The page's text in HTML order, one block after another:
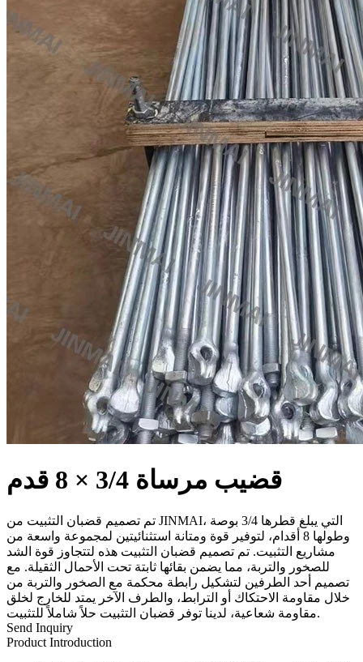
قضيب مرساة 3/4 × 8 قدم
تم تصميم قضبان التثبيت من JINMAI، التي يبلغ قطرها 3/4 بوصة
وطولها 8 أقدام، لتوفير قوة ومتانة استثنائيتين لمجموعة واسعة من
مشاريع التثبيت. تم تصميم قضبان التثبيت هذه لتتجاوز قوة الشد
للصخور والتربة، مما يضمن بقائها ثابتة تحت الأحمال الثقيلة. مع
تصميم أحد الطرفين لتشكيل رابطة محكمة مع الصخور والتربة من
خلال مقاومة الاحتكاك أو الترابط، والطرف الآخر يمتد للخارج لخلق
مقاومة شعاعية، لدينا توفر قضبان التثبيت حلاً شاملاً للتثبيت.
Send Inquiry
Product Introduction